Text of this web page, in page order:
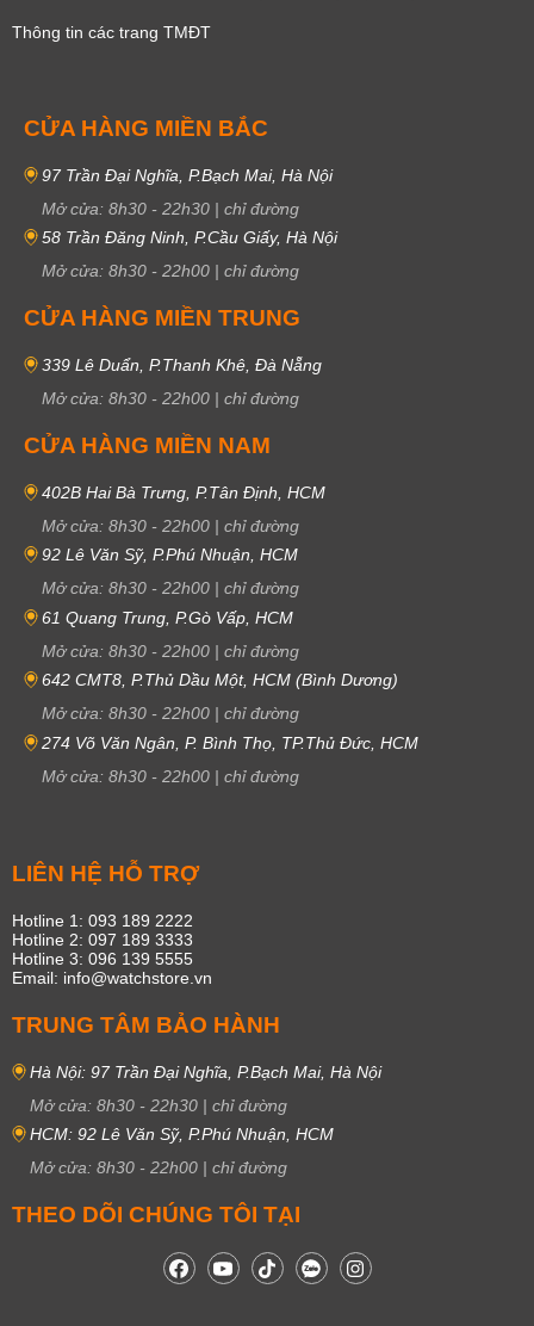
Thông tin các trang TMĐT
CỬA HÀNG MIỀN BẮC
97 Trần Đại Nghĩa, P.Bạch Mai, Hà Nội
Mở cửa: 8h30 - 22h30 | chỉ đường
58 Trần Đăng Ninh, P.Cầu Giấy, Hà Nội
Mở cửa: 8h30 - 22h00 | chỉ đường
CỬA HÀNG MIỀN TRUNG
339 Lê Duẩn, P.Thanh Khê, Đà Nẵng
Mở cửa: 8h30 - 22h00 | chỉ đường
CỬA HÀNG MIỀN NAM
402B Hai Bà Trưng, P.Tân Định, HCM
Mở cửa: 8h30 - 22h00 | chỉ đường
92 Lê Văn Sỹ, P.Phú Nhuận, HCM
Mở cửa: 8h30 - 22h00 | chỉ đường
61 Quang Trung, P.Gò Vấp, HCM
Mở cửa: 8h30 - 22h00 | chỉ đường
642 CMT8, P.Thủ Dầu Một, HCM (Bình Dương)
Mở cửa: 8h30 - 22h00 | chỉ đường
274 Võ Văn Ngân, P. Bình Thọ, TP.Thủ Đức, HCM
Mở cửa: 8h30 - 22h00 | chỉ đường
LIÊN HỆ HỖ TRỢ
Hotline 1: 093 189 2222
Hotline 2: 097 189 3333
Hotline 3: 096 139 5555
Email: info@watchstore.vn
TRUNG TÂM BẢO HÀNH
Hà Nội: 97 Trần Đại Nghĩa, P.Bạch Mai, Hà Nội
Mở cửa: 8h30 - 22h30 | chỉ đường
HCM: 92 Lê Văn Sỹ, P.Phú Nhuận, HCM
Mở cửa: 8h30 - 22h00 | chỉ đường
THEO DÕI CHÚNG TÔI TẠI